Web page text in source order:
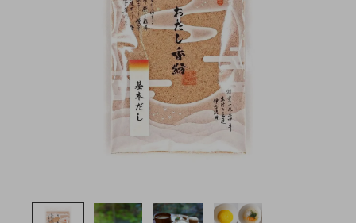
法人様向け
カートを見る
会員ページにログイン